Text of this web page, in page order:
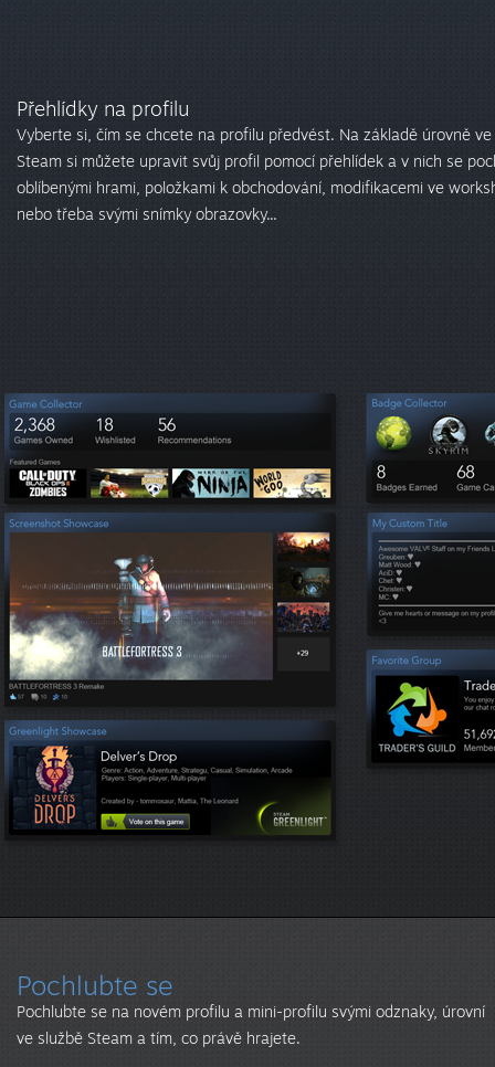
Přehlídky na profilu
Vyberte si, čím se chcete na profilu předvést. Na základě úrovně ve
Steam si můžete upravit svůj profil pomocí přehlídek a v nich se
oblíbenými hrami, položkami k obchodování, modifikacemi ve
nebo třeba svými snímky obrazovky...
Pochlubte se
Pochlubte se na novém profilu a mini-profilu svými odznaky, úrovní
ve službě Steam a tím, co právě hrajete.